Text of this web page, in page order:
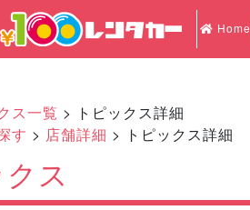
Home
ス一覧 > トピックス詳細
す > 店舗詳細 > トピックス詳細
ス